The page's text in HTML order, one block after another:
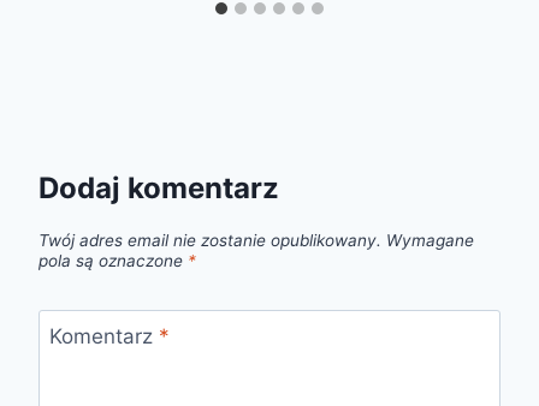
Dodaj komentarz
Twój adres email nie zostanie opublikowany. Wymagane
pola są oznaczone *
Komentarz *